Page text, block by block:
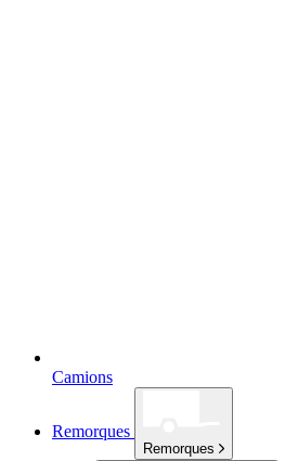
Camions
Remorques
Remorques